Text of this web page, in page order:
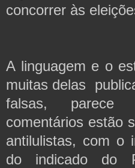
concorrer às
A linguagem e o
muitas delas
falsas,
comentários estão
antilulistas, com o
do indicado do